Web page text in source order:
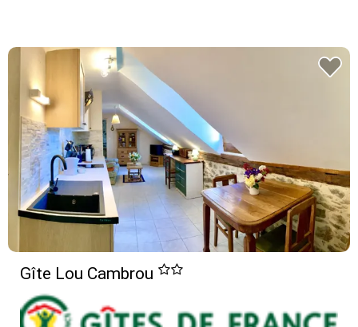
Gîte Lou Cambrou